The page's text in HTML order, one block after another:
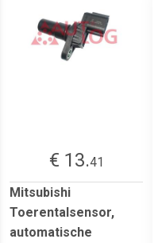
€ 13.41
Mitsubishi
Toerentalsensor,
automatische